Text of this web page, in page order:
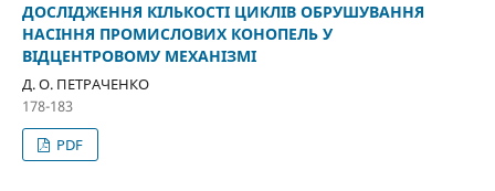
ДОСЛІДЖЕННЯ КІЛЬКОСТІ ЦИКЛІВ ОБРУШУВАННЯ
НАСІННЯ ПРОМИСЛОВИХ КОНОПЕЛЬ У
ВІДЦЕНТРОВОМУ МЕХАНІЗМІ
Д. О. ПЕТРАЧЕНКО
178-183
PDF